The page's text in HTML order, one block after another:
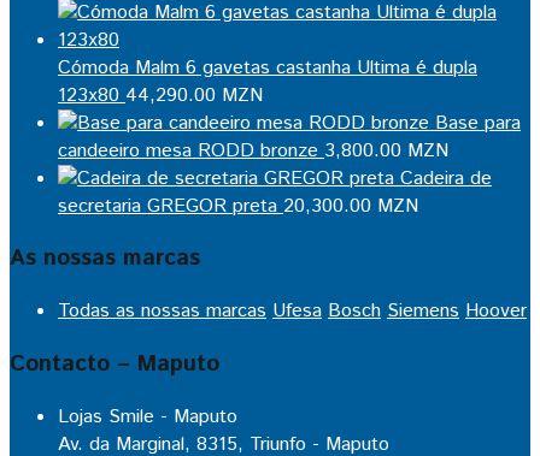
Cómoda Malm 6 gavetas castanha Ultima é dupla
123x80 44,290.00 MZN
Base para
candeeiro mesa RODD bronze 3,800.00 MZN
Cadeira de
secretaria GREGOR preta 20,300.00 MZN
As nossas marcas
Todas as nossas marcas Ufesa Bosch Siemens Hoover
Contacto – Maputo
Lojas Smile - Maputo
Av. da Marginal, 8315, Triunfo - Maputo